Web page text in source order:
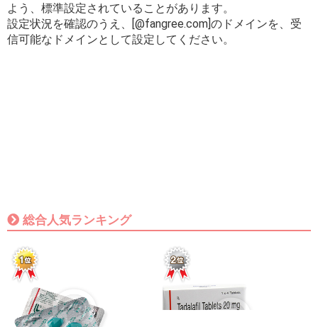
よう、標準設定されていることがあります。
設定状況を確認のうえ、[@fangree.com]のドメインを、受
信可能なドメインとして設定してください。
総合人気ランキング